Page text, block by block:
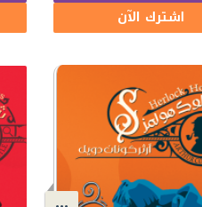
اشترك الآن